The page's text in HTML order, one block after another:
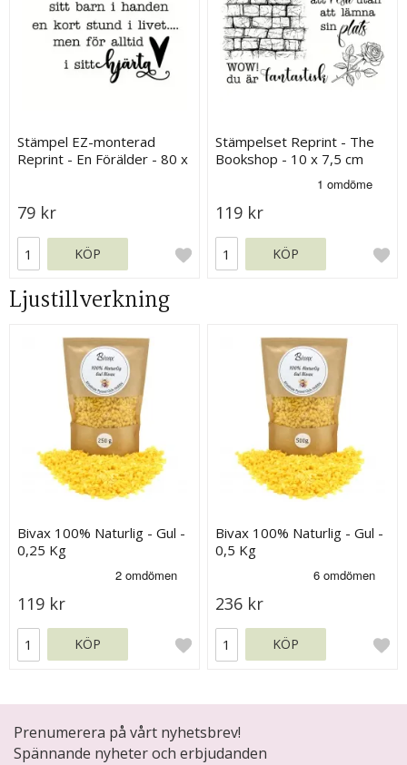
Stämpel EZ-monterad
Reprint - En Förälder - 80 x
79 kr
KÖP
Stämpelset Reprint - The
Bookshop - 10 x 7,5 cm
119 kr
KÖP
Ljustillverkning
Bivax 100% Naturlig - Gul -
0,25 Kg
119 kr
KÖP
Bivax 100% Naturlig - Gul -
0,5 Kg
236 kr
KÖP
Prenumerera på vårt nyhetsbrev!
Spännande nyheter och erbjudanden